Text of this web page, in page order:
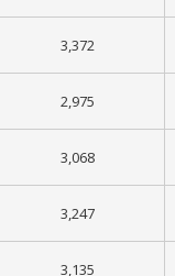
3,372
2,975
3,068
3,247
3,135